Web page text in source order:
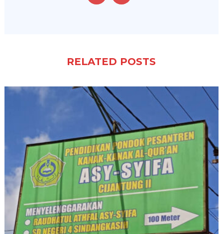
RELATED POSTS